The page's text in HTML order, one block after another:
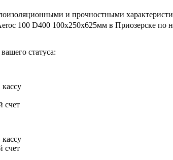
и прочностными
100 D400 100х250х625мм в Приозерске по
статуса:
счет
счет